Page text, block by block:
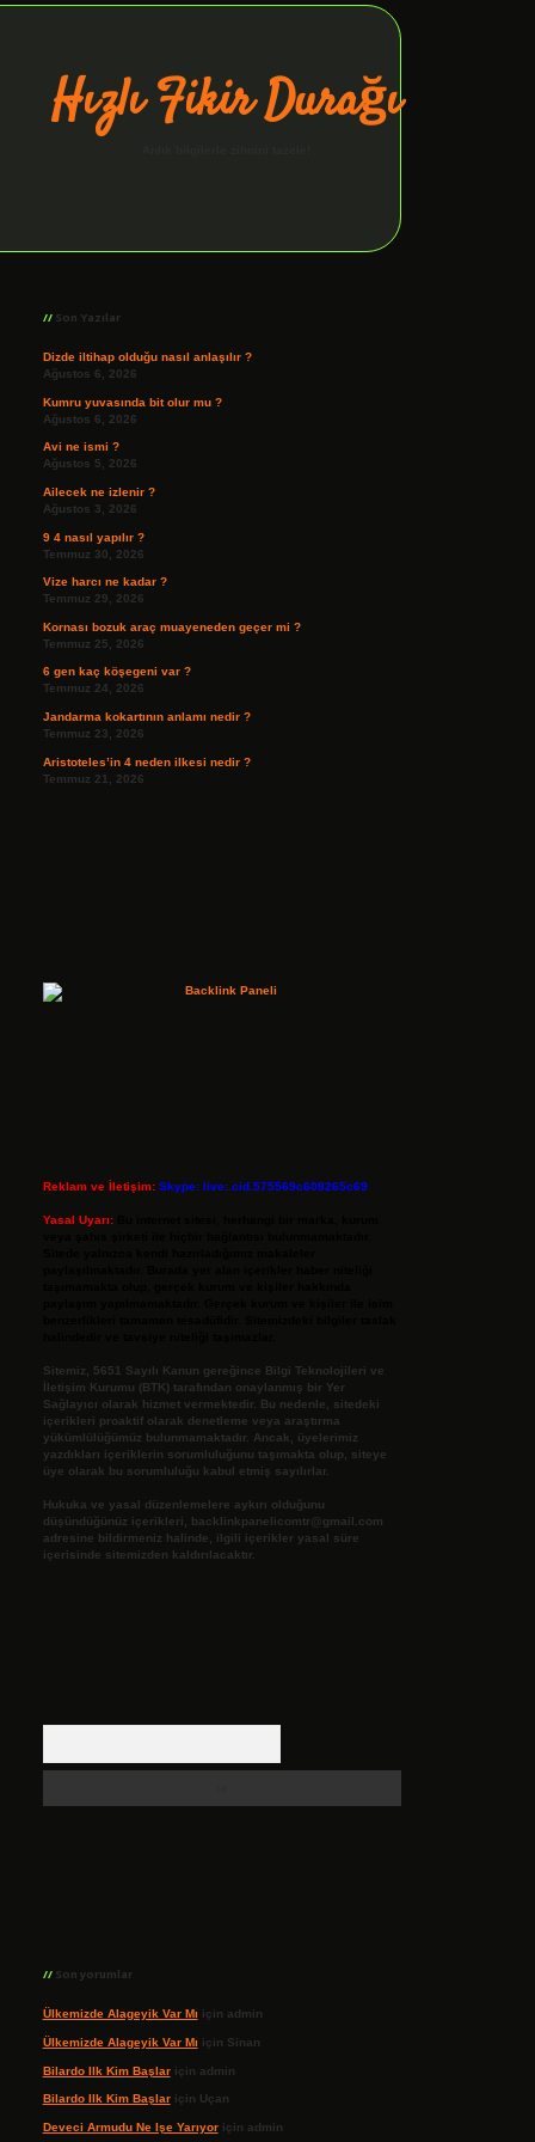
Hızlı Fikir Durağı
Son Yazılar
Dizde iltihap olduğu nasıl anlaşılır ?
Ağustos 6, 2026
Kumru yuvasında bit olur mu ?
Ağustos 6, 2026
Avi ne ismi ?
Ağustos 5, 2026
Ailecek ne izlenir ?
Ağustos 3, 2026
9 4 nasıl yapılır ?
Temmuz 30, 2026
Vize harcı ne kadar ?
Temmuz 29, 2026
Kornası bozuk araç muayeneden geçer mi ?
Temmuz 25, 2026
6 gen kaç köşegeni var ?
Temmuz 24, 2026
Jandarma kokartının anlamı nedir ?
Temmuz 23, 2026
Aristoteles’in 4 neden ilkesi nedir ?
Temmuz 21, 2026
Reklam ve İletişim: Skype: live:.cid.575569c608265c69
Yasal Uyarı:
Sitemiz, 5651 Sayılı Kanun gereğince Bilgi Teknolojileri ve
İletişim Kurumu (BTK) tarafından onaylanmış bir Yer
Sağlayıcı olarak hizmet vermektedir. Bu nedenle, sitedeki
içerikleri proaktif olarak denetleme veya araştırma
yükümlülüğümüz bulunmamaktadır. Ancak, üyelerimiz
yazdıkları içeriklerin sorumluluğunu taşımakta olup, siteye
üye olarak bu sorumluluğu kabul etmiş sayılırlar.
Hukuka ve yasal düzenlemelere aykırı olduğunu
düşündüğünüz içerikleri,
backlinkpanelicomtr@gmail.com
adresine bildirmeniz halinde, ilgili içerikler yasal süre
içerisinde sitemizden kaldırılacaktır.
Son yorumlar
Ülkemizde Alageyik Var Mı için admin
Ülkemizde Alageyik Var Mı için Sinan
Bilardo Ilk Kim Başlariçin admin
Bilardo Ilk Kim Başlariçin Uçan
Deveci Armudu Ne Işe Yarıyoriçin admin